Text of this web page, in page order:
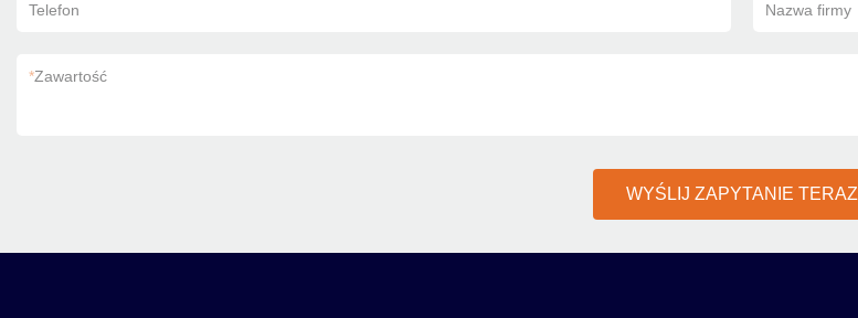
Telefon Nazwa firmy
*Zawartość
WYŚLIJ ZAPYTANIE TERAZ